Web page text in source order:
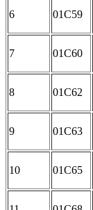
6 01C59
7 01C60
8 01C62
9 01C63
10 01C65